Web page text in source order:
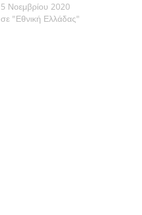
5 Νοεμβρίου 2020
σε "Εθνική Ελλάδας"